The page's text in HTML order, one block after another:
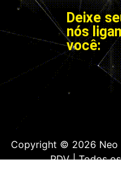
Deixe
nós
você:
Copyright © 2026 Neo
PDV | Todos